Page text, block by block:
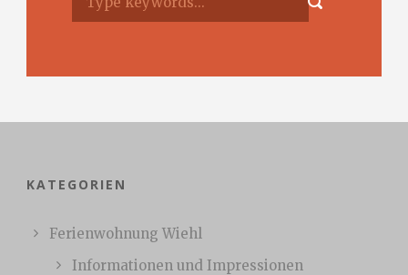
KATEGORIEN
Ferienwohnung Wiehl
Informationen und Impressionen